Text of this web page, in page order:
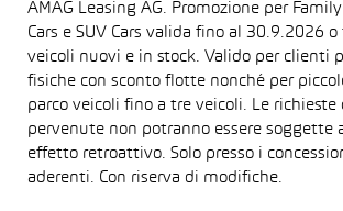
AMAG Leasing AG. Promozione per
Cars e SUV Cars valida fino al 30.9.2026
veicoli nuovi e in stock. Valido per clienti
fisiche con sconto flotte nonché per
parco veicoli fino a tre veicoli. Le richieste
pervenute non potranno essere soggette
effetto retroattivo. Solo presso i
aderenti. Con riserva di modifiche.